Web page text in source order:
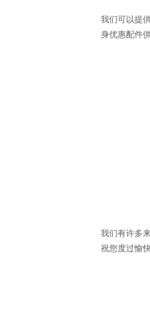
我们可以提
身优惠配件
我们有许多
祝您度过愉